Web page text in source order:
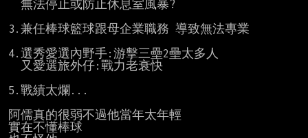
3.兼任棒球籃球跟母企業職務 導致無法專業
4.選秀愛選內野手:游擊三壘2壘太多人
5.戰績太爛...
阿儒真的很弱不過他當年太年輕
實在不懂棒球